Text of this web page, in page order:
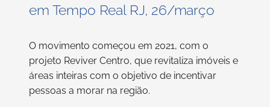
em Tempo Real RJ, 26/março
O movimento começou em 2021, com o
projeto Reviver Centro, que revitaliza imóveis e
áreas inteiras com o objetivo de incentivar
pessoas a morar na região.